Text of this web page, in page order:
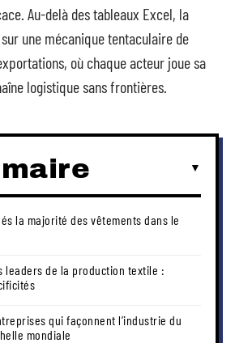
Au-delà des tableaux Excel, la
une mécanique tentaculaire de
où chaque acteur joue sa
logistique sans frontières.
la majorité des vêtements dans le
leaders de la production textile :
qui façonnent l’industrie du
mondiale